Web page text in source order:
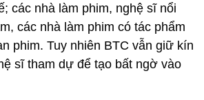
các nhà làm phim, nghệ sĩ nổi
các nhà làm phim có tác phẩm
phim. Tuy nhiên BTC vẫn giữ kín
sĩ tham dự để tạo bất ngờ vào